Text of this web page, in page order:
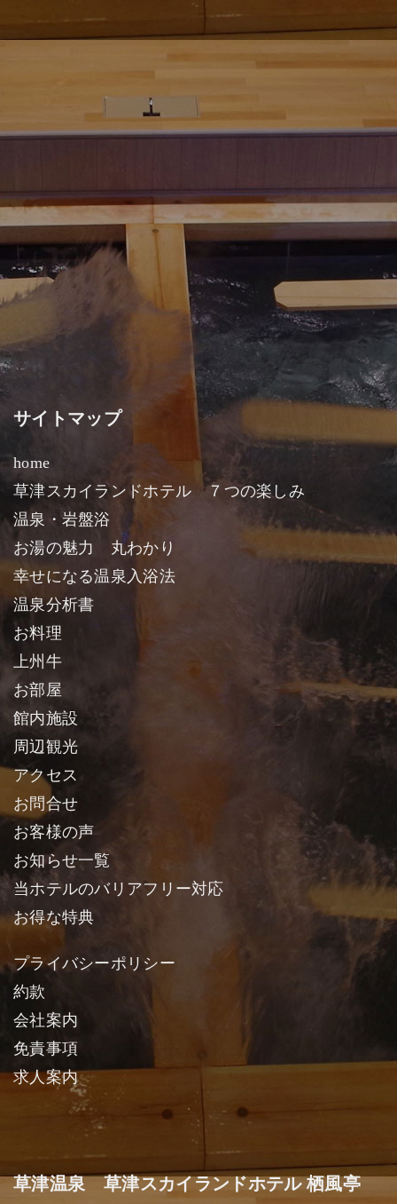
サイトマップ
home
草津スカイランドホテル ７つの楽しみ
温泉・岩盤浴
お湯の魅力 丸わかり
幸せになる温泉入浴法
温泉分析書
お料理
上州牛
お部屋
館内施設
周辺観光
アクセス
お問合せ
お客様の声
お知らせ一覧
当ホテルのバリアフリー対応
お得な特典
プライバシーポリシー
約款
会社案内
免責事項
求人案内
草津温泉 草津スカイランドホテル 栖風亭